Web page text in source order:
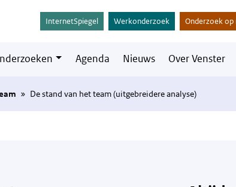
InternetSpiegel Werkonderzoek Onderzoek
Agenda Nieuws Over Venster
» De stand van het team (uitgebreidere analyse)